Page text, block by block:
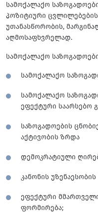
სამოქალაქო
პოზიტიური ცვლილებების
უთანასწორობის,
აღმოსაფხვრელად.
სამოქალაქო
სამოქალაქო
სამოქალაქო
ეფექტური საარსებო
საზოგადოების
აქტივობის ზრდა
დემოკრატიული
კანონის
ეფექტური
ფორმირება;